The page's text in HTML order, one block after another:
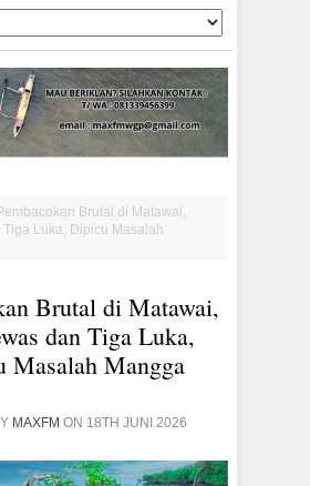
Brutal di Matawai,
Tiga Luka, Dipicu Masalah
Brutal di Matawai,
dan Tiga Luka,
Masalah Mangga
MAXFM ON 18TH JUNI 2026